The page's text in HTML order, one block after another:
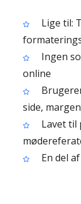
Lige til:
Ingen
online
side,
Lavet til
En del